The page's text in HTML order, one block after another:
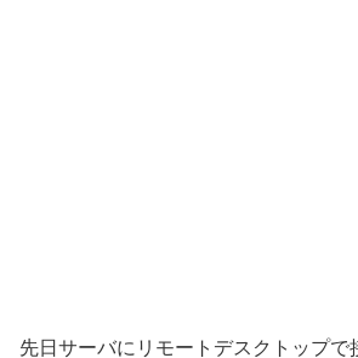
先日サーバにリモートデスクトップで